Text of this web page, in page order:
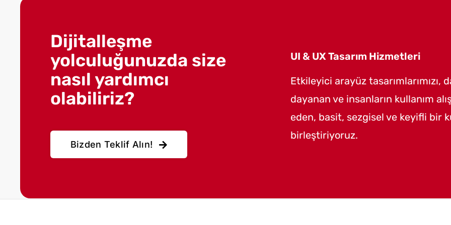
Dijitalleşme
yolculuğunuzda size
nasıl yardımcı
olabiliriz?
Bizden Teklif Alın!
UI & UX Tasarım Hizmetleri
Etkileyici arayüz tasarımlarımızı,
dayanan ve insanların kullanım
eden, basit, sezgisel ve keyifli bir
birleştiriyoruz.